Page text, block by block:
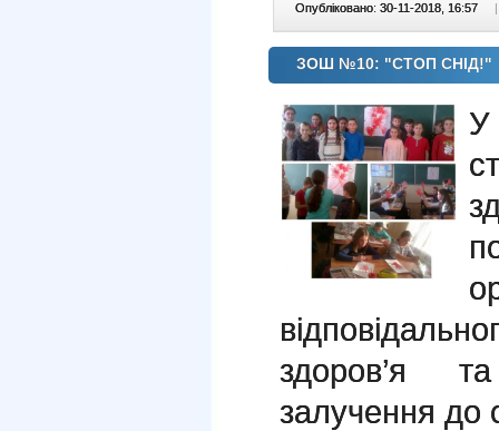
Опубліковано: 30-11-2018, 16:57 |
ЗОШ №10: "СТОП СНІД!"
здоров’я
залучення до